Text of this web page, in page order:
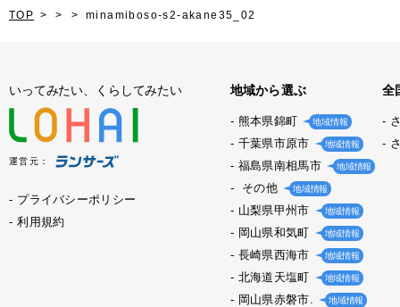
TOP minamiboso-s2-akane35_02
いってみたい、くらしてみたい
運営元：
プライバシーポリシー
利用規約
地域から選ぶ
熊本県錦町 地域情報
千葉県市原市 地域情報
福島県南相馬市 地域情報
その他 地域情報
山梨県甲州市 地域情報
岡山県和気町 地域情報
長崎県西海市 地域情報
北海道天塩町 地域情報
岡山県赤磐市. 地域情報
全